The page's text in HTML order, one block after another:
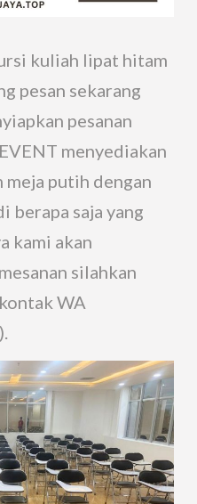
kuliah lipat hitam
pesan sekarang
pesanan
menyediakan
putih dengan
berapa saja yang
kami akan
silahkan
WA